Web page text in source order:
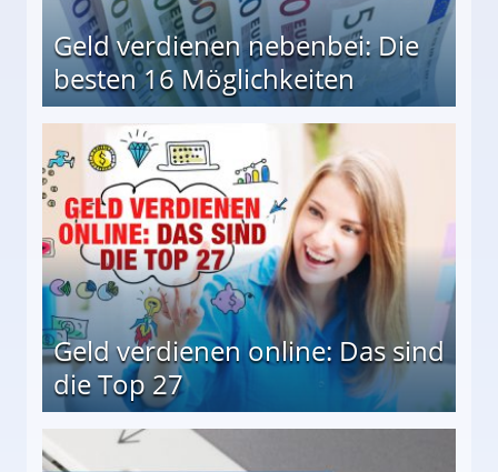
Geld verdienen nebenbei: Die
besten 16 Möglichkeiten
Geld verdienen online: Das sind
die Top 27